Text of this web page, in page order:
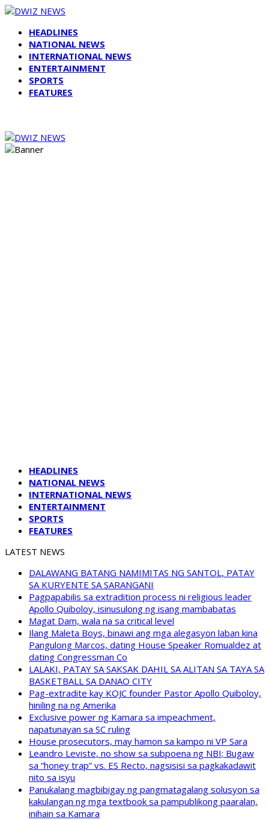
HEADLINES
NATIONAL NEWS
INTERNATIONAL NEWS
ENTERTAINMENT
SPORTS
FEATURES
HEADLINES
NATIONAL NEWS
INTERNATIONAL NEWS
ENTERTAINMENT
SPORTS
FEATURES
LATEST NEWS
DALAWANG BATANG NAMIMITAS NG SANTOL, PATAY
SA KURYENTE SA SARANGANI
Pagpapabilis sa extradition process ni religious leader
Apollo Quiboloy, isinusulong ng isang mambabatas
Magat Dam, wala na sa critical level
Ilang Maleta Boys, binawi ang mga alegasyon laban kina
Pangulong Marcos, dating House Speaker Romualdez at
dating Congressman Co
LALAKI, PATAY SA SAKSAK DAHIL SA ALITAN SA TAYA SA
BASKETBALL SA DANAO CITY
Pag-extradite kay KOJC founder Pastor Apollo Quiboloy,
hiniling na ng Amerika
Exclusive power ng Kamara sa impeachment,
napatunayan sa SC ruling
House prosecutors, may hamon sa kampo ni VP Sara
Leandro Leviste, no show sa subpoena ng NBI; Bugaw
sa “honey trap” vs. ES Recto, nagsisisi sa pagkakadawit
nito sa isyu
Panukalang magbibigay ng pangmatagalang solusyon sa
kakulangan ng mga textbook sa pampublikong paaralan,
inihain sa Kamara